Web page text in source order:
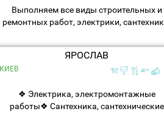
Выполняем все виды строительных и
ремонтных работ, электрики,
возможностью полного обеспечения
объекта строительными
ЯРОСЛАВ
КИЕВ
❖ Электрика, электромонтажные
работы❖ Сантехника, сантехнические